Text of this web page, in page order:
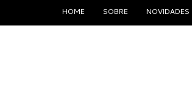
HOME SOBRE NOVIDADES